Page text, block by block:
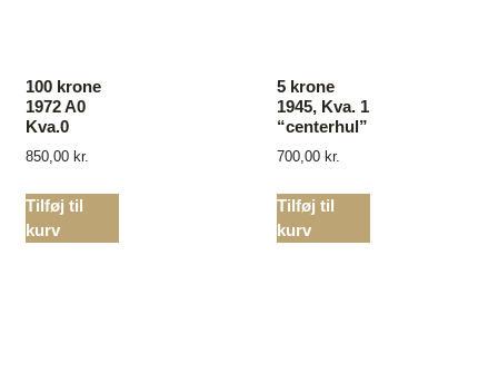
100 krone
1972 A0
Kva.0
850,00 kr.
Tilføj til
kurv
5 krone
1945, Kva. 1
“centerhul”
700,00 kr.
Tilføj til
kurv